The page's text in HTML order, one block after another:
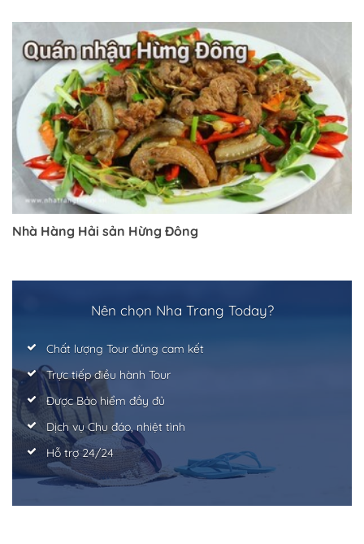
Trở về trang trước đó
Nhà Hàng Hải sản Hừng Đông
Nên chọn Nha Trang Today?
Chất lượng Tour đúng cam kết
Trực tiếp điều hành Tour
Được Bảo hiểm đầy đủ
Dịch vụ Chu đáo, nhiệt tình
Hỗ trợ 24/24